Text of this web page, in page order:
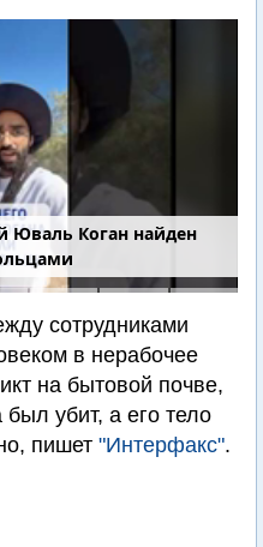
Юваль Коган найден
сотрудниками
в нерабочее
на бытовой почве,
убит, а его тело
пишет "Интерфакс".